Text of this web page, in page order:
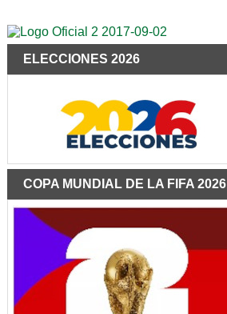
ELECCIONES 2026
COPA MUNDIAL DE LA FIFA 2026